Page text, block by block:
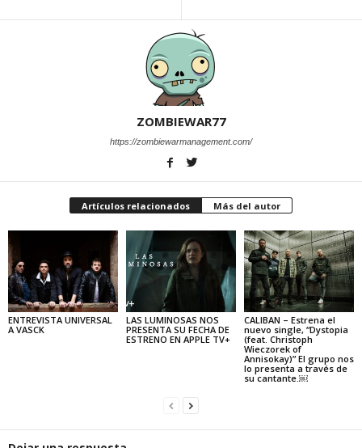
ZOMBIEWAR77
https://zombiewarmanagement.com/
Artículos relacionados Más del autor
ENTREVISTA UNIVERSAL
A VASCK
LAS LUMINOSAS NOS
PRESENTA SU FECHA DE
ESTRENO EN APPLE TV+
CALIBAN – Estrena el
nuevo single, “Dystopia
(feat. Christoph
Wieczorek of
Annisokay)” El grupo nos
lo presenta a través de
su cantante.￼